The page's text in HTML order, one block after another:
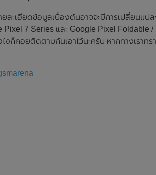
ยละเอียดข้อมูลเบื้องต้นอาจจะมีการเปลี่ยนแ
Pixel 7 Series และ Google Pixel Foldable
งก็คอยติดตามกันเอาไว้นะครับ หากทางเราท